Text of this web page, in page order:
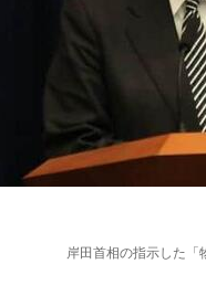
岸田首相の指示した「